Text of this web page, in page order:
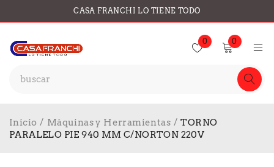
CASA FRANCHI LO TIENE TODO
0 0
Inicio / Máquinas y Herramientas / TORNO
PARALELO PIE 940 MM C/NORTON 220V